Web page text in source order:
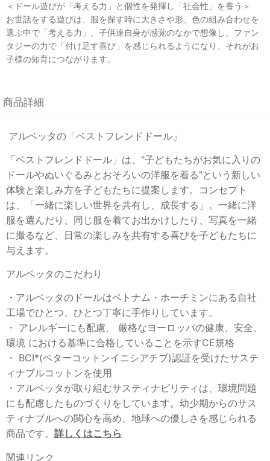
＜ドール遊びが「考える力」と個性を発揮し「社会性」を養う＞
お世話をする遊びは、服を探す時に大きさや形、色の組み合わせを
選ぶ中で「考える力」、子供達自身が感覚のなかで想像し、ファン
タジーの力で「付け足す喜び」を感じられるようになり、それがお
子様の知育につながります。
商品詳細
アルベッタの「ベストフレンドドール」
「ベストフレンドドール」は、"子どもたちがお気に入りの
ドールやぬいぐるみとおそろいの洋服を着る"という新しい
体験と楽しみ方を子どもたちに提案します。コンセプト
は、「一緒に楽しい世界を共有し、成長する」。一緒に洋
服を選んだり、同じ服を着てお出かけしたり、写真を一緒
に撮るなど、日常の楽しみを共有する喜びを子どもたちに
与えます。
アルベッタのこだわり
・アルベッタのドールはベトナム・ホーチミンにある自社
工場でひとつ、ひとつ丁寧に手作りしています。
・ アレルギーにも配慮、 厳格なヨーロッパの健康、安全、
環境 における基準に合格していることを示すCE規格
・ BCI*(ベターコットンイニシアチブ)認証を受けたサステ
ィナブルコットンを使用
・アルベッタが取り組むサスティナビリティは、環境問題
にも配慮したものづくりをしています。幼少期からのサス
ティナブルへの関心を高め、地球への優しさを感じられる
商品です。 詳しくはこちら
関連リンク